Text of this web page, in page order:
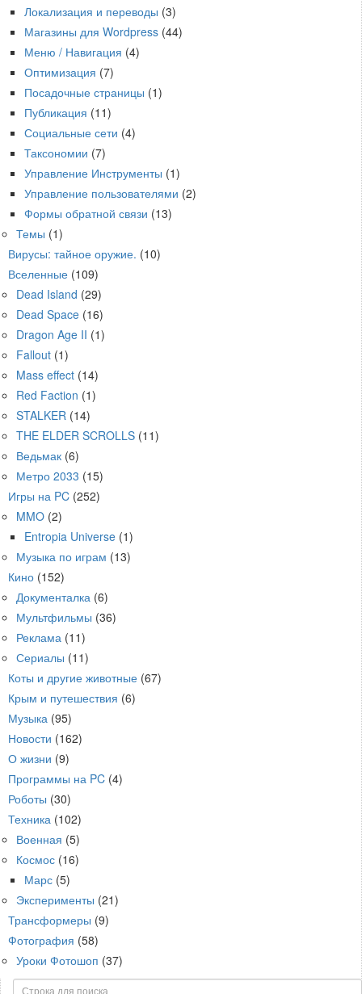
Локализация и переводы (3)
Магазины для Wordpress (44)
Меню / Навигация (4)
Оптимизация (7)
Посадочные страницы (1)
Публикация (11)
Социальные сети (4)
Таксономии (7)
Управление Инструменты (1)
Управление пользователями (2)
Формы обратной связи (13)
Темы (1)
Вирусы: тайное оружие. (10)
Вселенные (109)
Dead Island (29)
Dead Space (16)
Dragon Age II (1)
Fallout (1)
Mass effect (14)
Red Faction (1)
STALKER (14)
THE ELDER SCROLLS (11)
Ведьмак (6)
Метро 2033 (15)
Игры на PC (252)
MMO (2)
Entropia Universe (1)
Музыка по играм (13)
Кино (152)
Документалка (6)
Мультфильмы (36)
Реклама (11)
Сериалы (11)
Коты и другие животные (67)
Крым и путешествия (6)
Музыка (95)
Новости (162)
О жизни (9)
Программы на PC (4)
Роботы (30)
Техника (102)
Военная (5)
Космос (16)
Марс (5)
Эксперименты (21)
Трансформеры (9)
Фотография (58)
Уроки Фотошоп (37)
Поиск